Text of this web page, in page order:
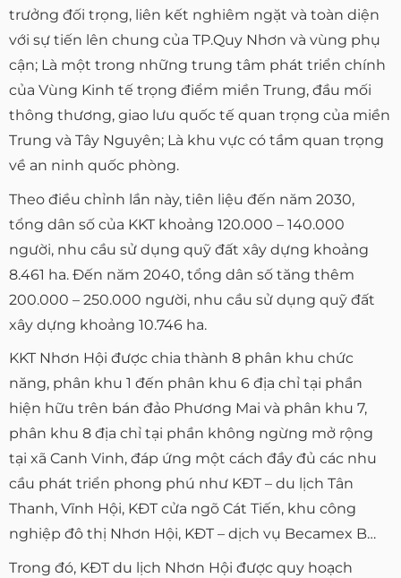
trưởng đối trọng, liên kết nghiêm ngặt và toàn diện
với sự tiến lên chung của TP.Quy Nhơn và vùng phụ
cận; Là một trong những trung tâm phát triển chính
của Vùng Kinh tế trọng điểm miền Trung, đầu mối
thông thương, giao lưu quốc tế quan trọng của miền
Trung và Tây Nguyên; Là khu vực có tầm quan trọng
về an ninh quốc phòng.
Theo điều chỉnh lần này, tiên liệu đến năm 2030,
tổng dân số của KKT khoảng 120.000 – 140.000
người, nhu cầu sử dụng quỹ đất xây dựng khoảng
8.461 ha. Đến năm 2040, tổng dân số tăng thêm
200.000 – 250.000 người, nhu cầu sử dụng quỹ đất
xây dựng khoảng 10.746 ha.
KKT Nhơn Hội được chia thành 8 phân khu chức
năng, phân khu 1 đến phân khu 6 địa chỉ tại phần
hiện hữu trên bán đảo Phương Mai và phân khu 7,
phân khu 8 địa chỉ tại phần không ngừng mở rộng
tại xã Canh Vinh, đáp ứng một cách đầy đủ các nhu
cầu phát triển phong phú như KĐT – du lịch Tân
Thanh, Vĩnh Hội, KĐT cửa ngõ Cát Tiến, khu công
nghiệp đô thị Nhơn Hội, KĐT – dịch vụ Becamex B…
Trong đó, KĐT du lịch Nhơn Hội được quy hoạch